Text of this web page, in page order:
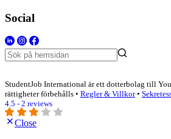
Social
StudentJob International är ett dotterbolag till
rättigheter förbehålls • Regler & Villkor•
4.5 - 2 reviews
Close